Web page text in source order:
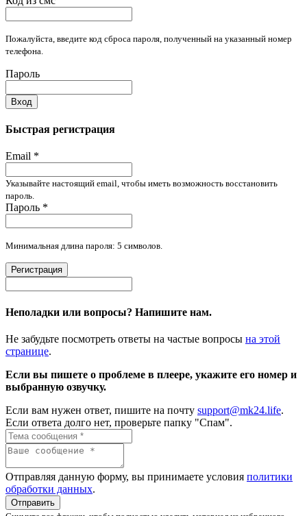
Пожалуйста, введите код сброса пароля, полученный на указанный номер
телефона.
Пароль
Вход
Быстрая регистрация
Email *
Указывайте настоящий email, чтобы иметь возможность восстановить
пароль.
Пароль *
Минимальная длина пароля: 5 символов.
Регистрация
Неполадки или вопросы? Напишите нам.
Не забудьте посмотреть ответы на частые вопросы на этой
странице.
Если вы пишете о проблеме в плеере, укажите его номер и
выбранную озвучку.
Если вам нужен ответ, пишите на почту support@mk24.life.
Если ответа долго нет, проверьте папку "Спам".
Отправляя данную форму, вы принимаете условия политики
обработки данных.
Отправить